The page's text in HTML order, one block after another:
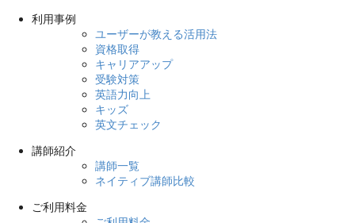
利用事例
ユーザーが教える活用法
資格取得
キャリアアップ
受験対策
英語力向上
キッズ
英文チェック
講師紹介
講師一覧
ネイティブ講師比較
ご利用料金